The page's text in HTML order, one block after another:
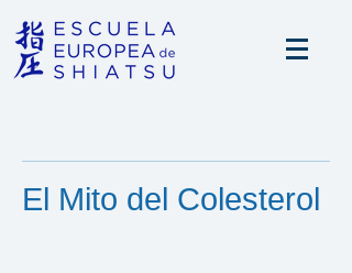
El Mito del Colesterol